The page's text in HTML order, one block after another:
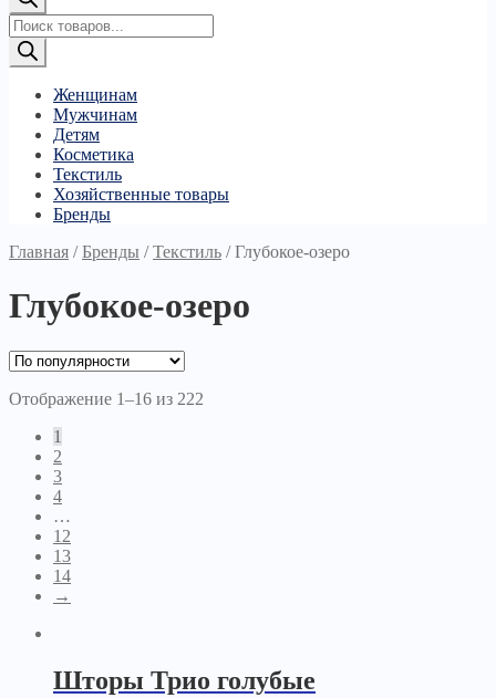
Поиск
товаров
Женщинам
Мужчинам
Детям
Косметика
Текстиль
Хозяйственные товары
Бренды
Главная /Бренды /Текстиль /Глубокое-озеро
Глубокое-озеро
Отображение 1–16 из 222
1
2
3
4
…
12
13
14
→
Шторы Трио голубые